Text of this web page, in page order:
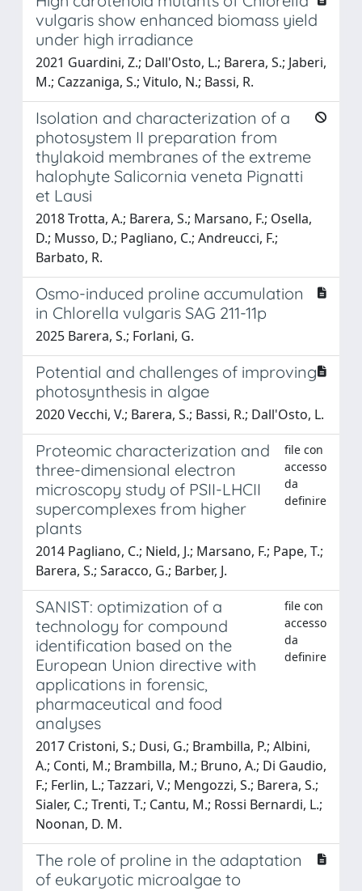
vulgaris show enhanced biomass yield
under high irradiance
2021 Guardini, Z.; Dall'Osto, L.; Barera, S.; Jaberi,
M.; Cazzaniga, S.; Vitulo, N.; Bassi, R.
Isolation and characterization of a
photosystem II preparation from
thylakoid membranes of the extreme
halophyte Salicornia veneta Pignatti
et Lausi
2018 Trotta, A.; Barera, S.; Marsano, F.; Osella,
D.; Musso, D.; Pagliano, C.; Andreucci, F.;
Barbato, R.
Osmo-induced proline accumulation
in Chlorella vulgaris SAG 211-11p
2025 Barera, S.; Forlani, G.
Potential and challenges of improving
photosynthesis in algae
2020 Vecchi, V.; Barera, S.; Bassi, R.; Dall'Osto, L.
Proteomic characterization and
three-dimensional electron
microscopy study of PSII-LHCII
supercomplexes from higher
plants
file con
accesso
da
definire
2014 Pagliano, C.; Nield, J.; Marsano, F.; Pape, T.;
Barera, S.; Saracco, G.; Barber, J.
SANIST: optimization of a
technology for compound
identification based on the
European Union directive with
applications in forensic,
pharmaceutical and food
analyses
file con
accesso
da
definire
2017 Cristoni, S.; Dusi, G.; Brambilla, P.; Albini,
A.; Conti, M.; Brambilla, M.; Bruno, A.; Di Gaudio,
F.; Ferlin, L.; Tazzari, V.; Mengozzi, S.; Barera, S.;
Sialer, C.; Trenti, T.; Cantu, M.; Rossi Bernardi, L.;
Noonan, D. M.
The role of proline in the adaptation
of eukaryotic microalgae to